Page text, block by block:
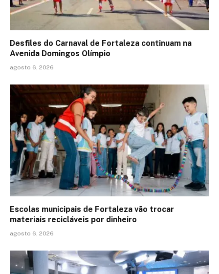
Desfiles do Carnaval de Fortaleza continuam na
Avenida Domingos Olímpio
agosto 6, 2026
Escolas municipais de Fortaleza vão trocar
materiais recicláveis por dinheiro
agosto 6, 2026